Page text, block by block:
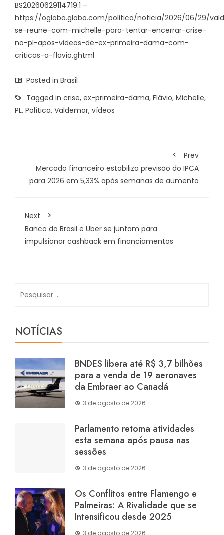
BS20260629114719.1 –
https://oglobo.globo.com/politica/noticia/2026/06/29/
se-reune-com-michelle-para-tentar-encerrar-crise-
no-pl-apos-videos-de-ex-primeira-dama-com-
criticas-a-flavio.ghtml
Posted in Brasil
Tagged in crise, ex-primeira-dama, Flávio, Michelle,
PL, Política, Valdemar, vídeos
Prev
Mercado financeiro estabiliza previsão do IPCA
para 2026 em 5,33% após semanas de aumento
Next
Banco do Brasil e Uber se juntam para
impulsionar cashback em financiamentos
NOTÍCIAS
BNDES libera até R$ 3,7 bilhões
para a venda de 19 aeronaves
da Embraer ao Canadá
3 de agosto de 2026
Parlamento retoma atividades
esta semana após pausa nas
sessões
3 de agosto de 2026
Os Conflitos entre Flamengo e
Palmeiras: A Rivalidade que se
Intensificou desde 2025